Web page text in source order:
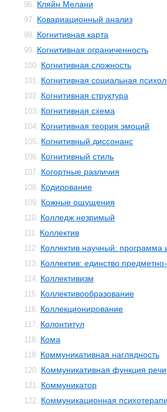
96. Кляйн Мелани
97. Ковариационный анализ
98. Когнитивная карта
99. Когнитивная ограниченность
100. Когнитивная сложность
101. Когнитивная социальная
102. Когнитивная структура
103. Когнитивная схема
104. Когнитивная теория эмоций
105. Когнитивный диссонанс
106. Когнитивный стиль
107. Когортные различия
108. Кодирование
109. Кожные ощущения
110. Колледж незримый
111. Коллектив
112. Коллектив научный: программа
113. Коллектив: единство
114. Коллективизм
115. Коллективообразование
116. Коллекционирование
117. Колонтитул
118. Кома
119. Коммуникативная наглядность
120. Коммуникативная функция речи
121. Коммуникатор
122. Коммуникационная